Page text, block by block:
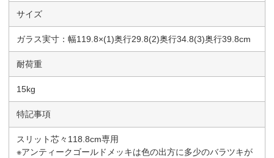
サイズ
ガラス実寸：幅119.8×(1)奥行29.8(2)奥行34.8(3)奥行39.8cm
耐荷重
15kg
特記事項
スリット芯々118.8cm専用
※アンティークゴールドメッキは色の出方に多少のバラツキが